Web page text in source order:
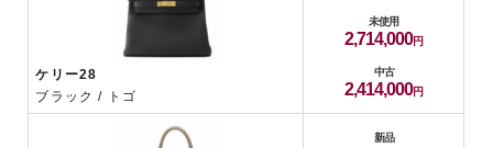
ケリー28
ブラック / トゴ
未使用
2,714,000
中古
2,414,000
新品